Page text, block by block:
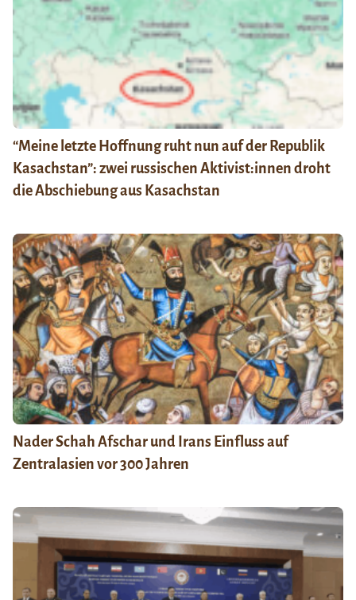
“Meine letzte Hoffnung ruht nun auf der Republik
Kasachstan”: zwei russischen Aktivist:innen droht
die Abschiebung aus Kasachstan
Nader Schah Afschar und Irans Einfluss auf
Zentralasien vor 300 Jahren